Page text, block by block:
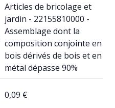
Articles de bricolage et
jardin - 22155810000 -
Assemblage dont la
composition conjointe en
bois dérivés de bois et en
métal dépasse 90%
0,09 €